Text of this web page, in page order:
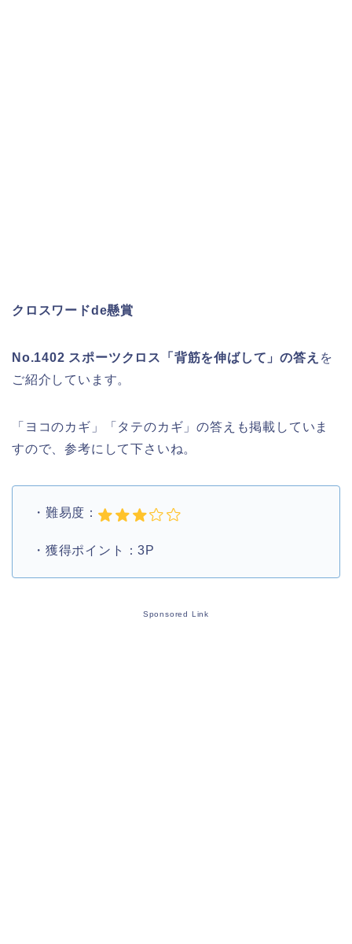
クロスワードde懸賞
No.1402 スポーツクロス「背筋を伸ばして」の答え を
ご紹介しています。
「ヨコのカギ」「タテのカギ」の答えも掲載していま
すので、参考にして下さいね。
・難易度：
・獲得ポイント：3P
Sponsored Link